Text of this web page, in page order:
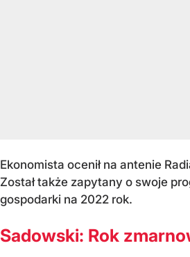
Ekonomista ocenił na antenie
Został także zapytany o swoje
gospodarki na 2022 rok.
Sadowski: Rok